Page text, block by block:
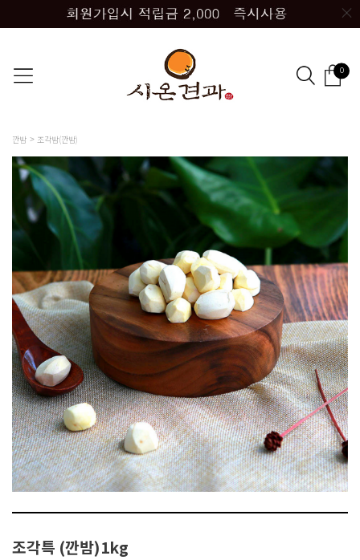
0
깐밤 조각밤(깐밤)
조각특 (깐밤)1kg